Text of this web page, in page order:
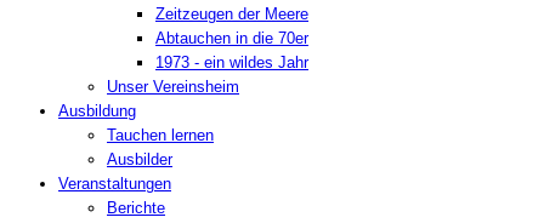
Zeitzeugen der Meere
Abtauchen in die 70er
1973 - ein wildes Jahr
Unser Vereinsheim
Ausbildung
Tauchen lernen
Ausbilder
Veranstaltungen
Berichte